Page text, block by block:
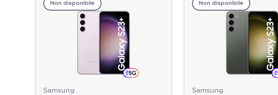
Non disponibile
Samsung
Non disponibile
Samsung